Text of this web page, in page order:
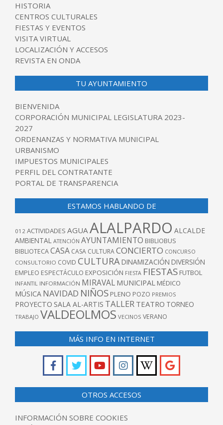
HISTORIA
CENTROS CULTURALES
FIESTAS Y EVENTOS
VISITA VIRTUAL
LOCALIZACIÓN Y ACCESOS
REVISTA EN ONDA
TU AYUNTAMIENTO
BIENVENIDA
CORPORACIÓN MUNICIPAL LEGISLATURA 2023-
2027
ORDENANZAS Y NORMATIVA MUNICIPAL
URBANISMO
IMPUESTOS MUNICIPALES
PERFIL DEL CONTRATANTE
PORTAL DE TRANSPARENCIA
ESTAMOS HABLANDO DE
012 ACTIVIDADES AGUAALALPARDO ALCALDE
AMBIENTAL ATENCIÓN AYUNTAMIENTO BIBLIOBUS
BIBLIOTECACASA CASA CULTURACONCIERTO CONCURSO
CONSULTORIO COVID CULTURA DINAMIZACIÓN DIVERSIÓN
EMPLEO ESPECTÁCULO EXPOSICIÓN FIESTA FIESTAS FUTBOL
INFANTIL INFORMACIÓN MIRAVAL MUNICIPAL MÉDICO
MÚSICA NAVIDAD NIÑOS PLENO POZO PREMIOS
PROYECTO SALA AL-ARTIS TALLER TEATRO TORNEO
TRABAJO VALDEOLMOS VECINOS VERANO
MÁS INFO EN INTERNET
OTROS ACCESOS
INFORMACIÓN SOBRE COOKIES